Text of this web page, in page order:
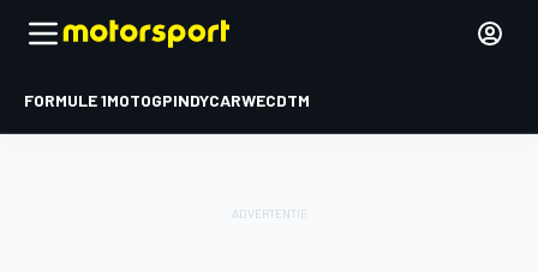
FORMULE 1MOTOGPINDYCARWECDTM